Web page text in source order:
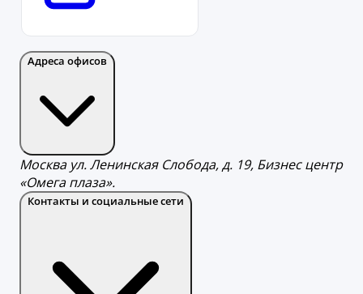
Адреса офисов
Москва ул. Ленинская Слобода, д. 19, Бизнес центр
«Омега плаза».
Контакты и социальные сети